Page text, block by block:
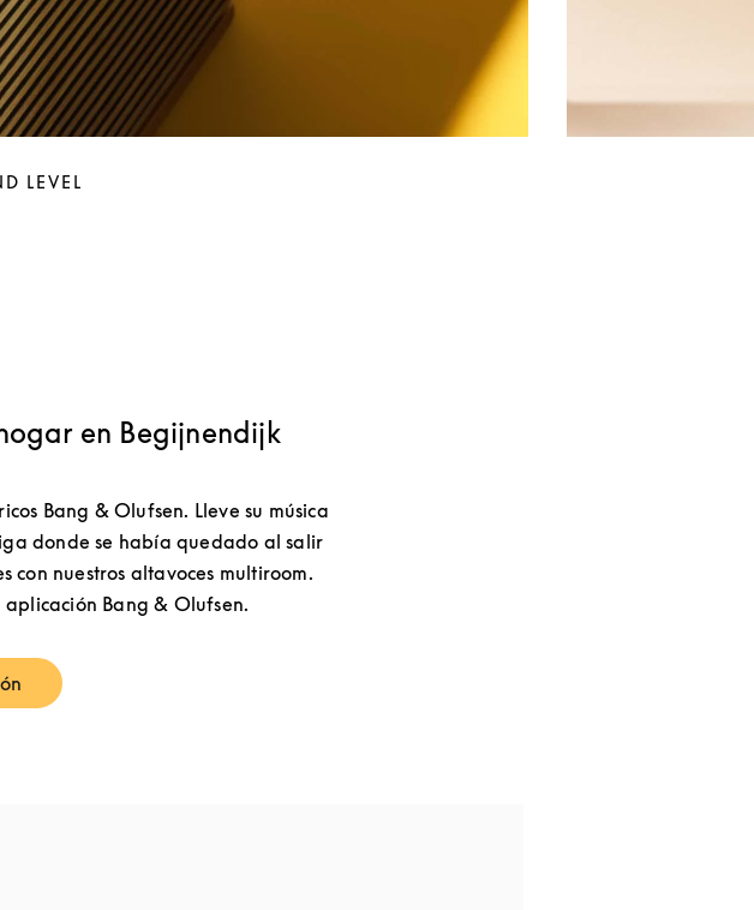
LEVEL
en Begijnendijk
Bang & Olufsen. Lleve su música
donde se había quedado al salir
con nuestros altavoces multiroom.
Bang & Olufsen.
in New Tab